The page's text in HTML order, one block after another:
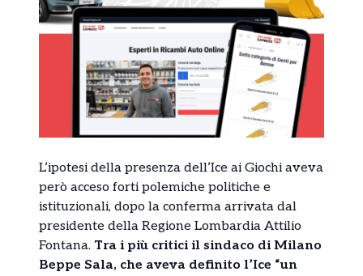
L’ipotesi della presenza dell’Ice ai Giochi aveva
però acceso forti polemiche politiche e
istituzionali, dopo la conferma arrivata dal
presidente della Regione Lombardia Attilio
Fontana. Tra i più critici il sindaco di Milano
Beppe Sala, che aveva definito l’Ice “un